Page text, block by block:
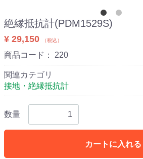
絶縁抵抗計(PDM1529S)
¥ 29,150 （税込）
商品コード： 220
関連カテゴリ
接地・絶縁抵抗計
数量
カートに入れる